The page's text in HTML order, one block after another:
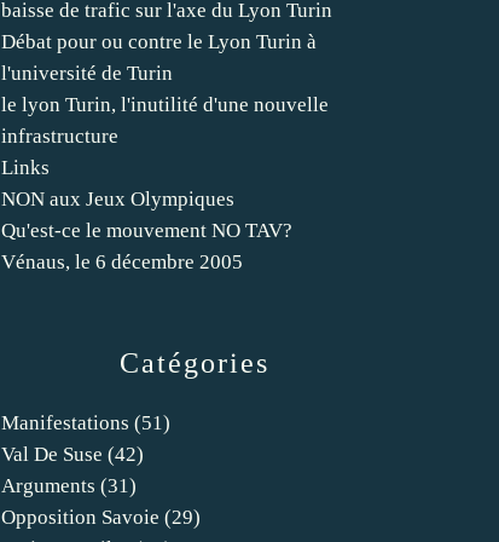
Catégories
Manifestations (51)
Val De Suse (42)
Arguments (31)
Opposition Savoie (29)
baisse de trafic sur l'axe du Lyon Turin
Débat pour ou contre le Lyon Turin à
l'université de Turin
le lyon Turin, l'inutilité d'une nouvelle
infrastructure
Links
NON aux Jeux Olympiques
Qu'est-ce le mouvement NO TAV?
Vénaus, le 6 décembre 2005